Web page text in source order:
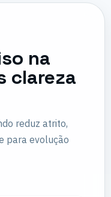
na
clareza
reduz atrito,
para evolução